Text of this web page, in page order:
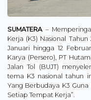
SUMATERA–
Kerja (K3) Nasional
Januari hingga 12
Karya (Persero), PT
Jalan Tol (BUJT)
tema K3 nasional tahun
Yang Berbudaya K3
Setiap Tempat Kerja”.